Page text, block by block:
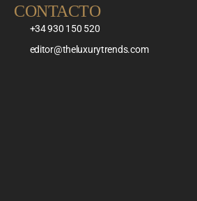
CONTACTO
+34 930 150 520
editor@theluxurytrends.com